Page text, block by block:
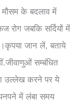
मौसम के बदलाव में
रोग जबकि सर्दियों में
जान लें, बताये
सम्बंधित
उल्लेख करने पर ये
में लंबा समय